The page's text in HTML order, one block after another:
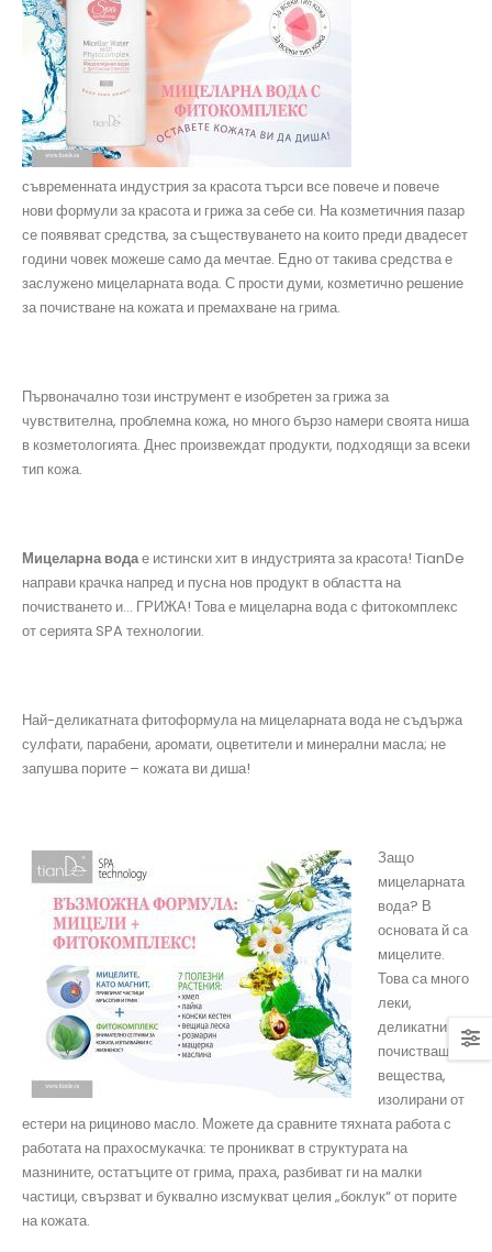
съвременната индустрия за красота търси все повече и повече
нови формули за красота и грижа за себе си. На козметичния пазар
се появяват средства, за съществуването на които преди двадесет
години човек можеше само да мечтае. Едно от такива средства е
заслужено мицеларната вода. С прости думи, козметично решение
за почистване на кожата и премахване на грима.
Първоначално този инструмент е изобретен за грижа за
чувствителна, проблемна кожа, но много бързо намери своята ниша
в козметологията. Днес произвеждат продукти, подходящи за всеки
тип кожа.
Мицеларна водае истински хит в индустрията за красота! TianDe
направи крачка напред и пусна нов продукт в областта на
почистването и… ГРИЖА! Това е мицеларна вода с фитокомплекс
от серията SPA технологии.
Най-деликатната фитоформула на мицеларната вода не съдържа
сулфати, парабени, аромати, оцветители и минерални масла; не
запушва порите – кожата ви диша!
Защо
мицеларната
вода? В
основата й са
мицелите.
Това са много
леки,
деликатни
почистващи
вещества,
изолирани от
естери на рициново масло. Можете да сравните тяхната работа с
работата на прахосмукачка: те проникват в структурата на
мазнините, остатъците от грима, праха, разбиват ги на малки
частици, свързват и буквално изсмукват целия „боклук“ от порите
на кожата.